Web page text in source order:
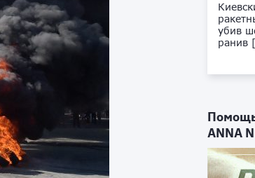
убив
ранив
ANNA